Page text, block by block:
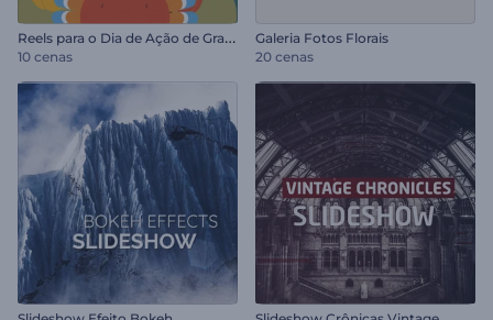
R
eels para o Dia de Ação de Graças
10 cenas
Galeria Fotos Florais
20 cenas